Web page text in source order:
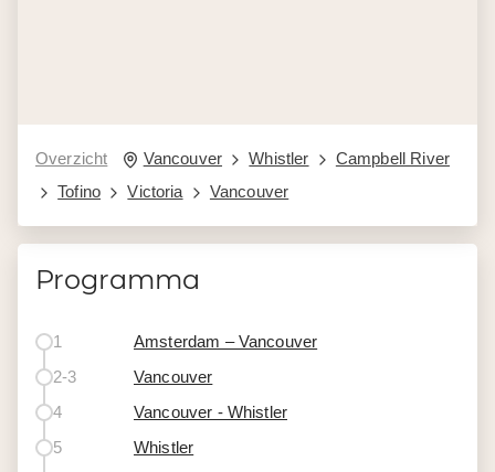
Overzicht Vancouver Whistler
Campbell River
Tofino
Victoria Vancouver
Programma
1
Amsterdam – Vancouver
2-3
Vancouver
4
Vancouver - Whistler
5
Whistler